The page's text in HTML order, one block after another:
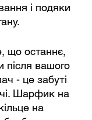
і подяки
що останнє,
після вашого
- це забуті
Шарфик на
на